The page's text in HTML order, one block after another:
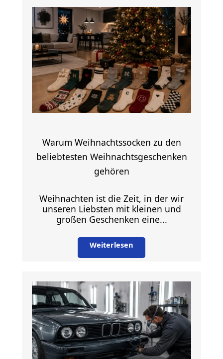
Warum Weihnachtssocken zu den
beliebtesten Weihnachtsgeschenken
gehören
Weihnachten ist die Zeit, in der wir
unseren Liebsten mit kleinen und
großen Geschenken eine...
Weiterlesen